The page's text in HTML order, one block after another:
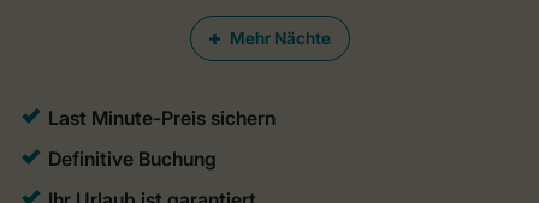
Mehr Nächte